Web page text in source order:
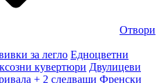
Отвори
за легло Едноцветни
кувертюри Двулицеви
+ 2 следващи Френски